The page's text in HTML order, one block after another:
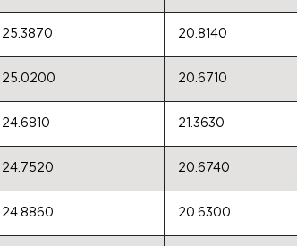
25.3870 20.8140
25.0200 20.6710
24.6810 21.3630
24.7520 20.6740
24.8860 20.6300